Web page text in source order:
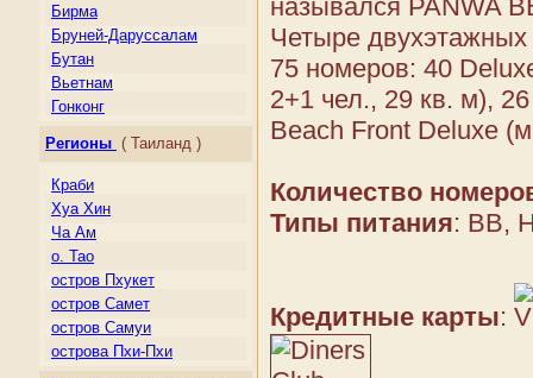
Бирма
Бруней-Даруссалам
Бутан
Вьетнам
Гонконг
Индия
Индонезия
Казахстан
Камбоджа
Киргизия
Китай
Лаос
Макао
Малайзия
Мальдивы
Регионы ( Таиланд )
Краби
Хуа Хин
Ча Ам
о. Тао
остров Пхукет
остров Самет
остров Самуи
острова Пхи-Пхи
назывался PANWA
Четыре двухэтажных
75 номеров: 40
2+1 чел., 29 кв. м),
Beach Front Deluxe
Количество
Типы питания: BB,
Кредитные карты: